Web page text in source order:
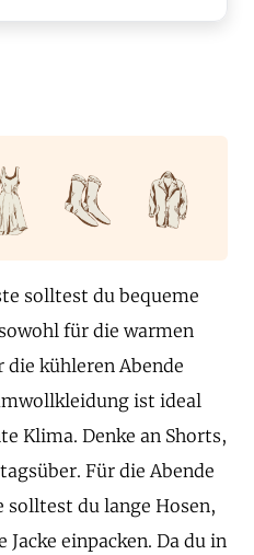
solltest du bequeme
für die warmen
die kühleren Abende
ist ideal
Klima. Denke an Shorts,
Für die Abende
du lange Hosen,
einpacken. Da du in